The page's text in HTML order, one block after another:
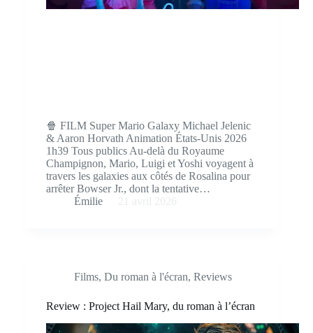
🍿 FILM Super Mario Galaxy Michael Jelenic
& Aaron Horvath Animation États-Unis 2026
1h39 Tous publics Au-delà du Royaume
Champignon, Mario, Luigi et Yoshi voyagent à
travers les galaxies aux côtés de Rosalina pour
arrêter Bowser Jr., dont la tentative…
Émilie
Films, Du roman à l'écran, Reviews
Review : Project Hail Mary, du roman à l’écran